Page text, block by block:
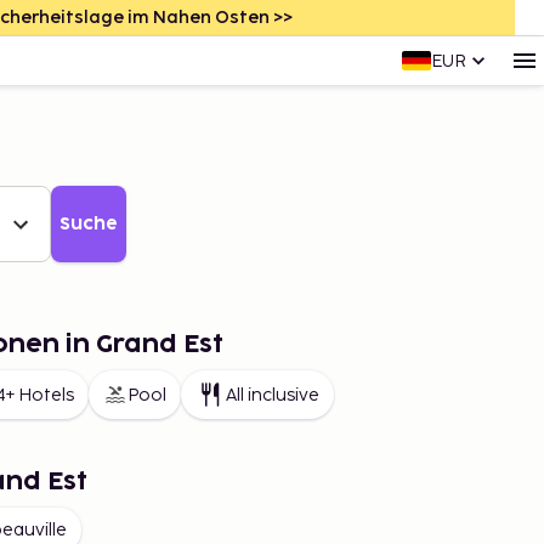
im Nahen Osten >>
EUR
Suche
in Grand Est
Hotels Pool All inclusive
Est